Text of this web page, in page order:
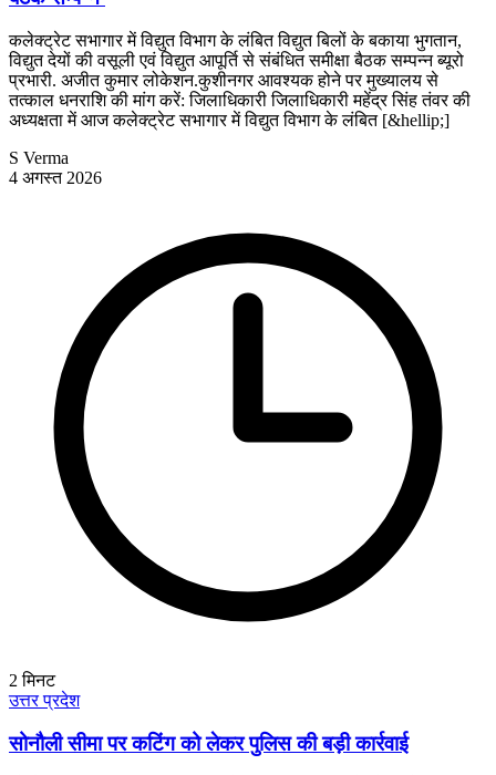
कलेक्ट्रेट सभागार में विद्युत विभाग के लंबित विद्युत बिलों के बकाया भुगतान,
विद्युत देयों की वसूली एवं विद्युत आपूर्ति से संबंधित समीक्षा बैठक सम्पन्न ब्यूरो
प्रभारी. अजीत कुमार लोकेशन.कुशीनगर आवश्यक होने पर मुख्यालय से
तत्काल धनराशि की मांग करें: जिलाधिकारी जिलाधिकारी महेंद्र सिंह तंवर की
अध्यक्षता में आज कलेक्ट्रेट सभागार में विद्युत विभाग के लंबित [&hellip;]
S Verma
4 अगस्त 2026
2 मिनट
उत्तर प्रदेश
सोनौली सीमा पर कटिंग को लेकर पुलिस की बड़ी कार्रवाई